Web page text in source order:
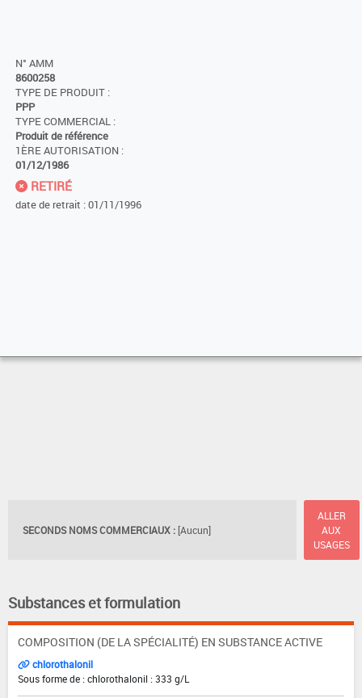
N° AMM
8600258
TYPE DE PRODUIT :
PPP
TYPE COMMERCIAL :
Produit de référence
1ÈRE AUTORISATION :
01/12/1986
RETIRÉ
date de retrait : 01/11/1996
SECONDS NOMS COMMERCIAUX : [Aucun]
ALLER
AUX
USAGES
Substances et formulation
COMPOSITION (DE LA SPÉCIALITÉ) EN SUBSTANCE ACTIVE
chlorothalonil
Sous forme de : chlorothalonil : 333 g/L